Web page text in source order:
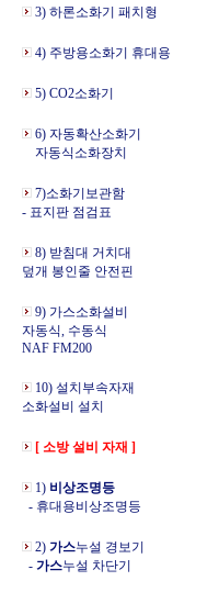
3) 하론소화기 패치형
4) 주방용소화기 휴대용
5) CO2소화기
6) 자동확산소화기
자동식소화장치
7)소화기보관함
- 표지판 점검표
8) 받침대 거치대
덮개 봉인줄 안전핀
9) 가스소화설비
자동식, 수동식
NAF FM200
10) 설치부속자재
소화설비 설치
[ 소방 설비 자재 ]
1) 비상조명등
- 휴대용비상조명등
2) 가스누설 경보기
- 가스누설 차단기